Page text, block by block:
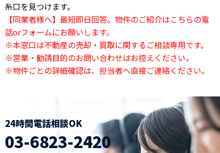
糸口を見つけます。
【同業者様へ】最短即日回答。物件のご紹介はこちらの電
話orフォームにお願いします。
※本窓口は不動産の売却・買取に関するご相談専用です。
※営業・勧誘目的のお問い合わせはお控えください。
※物件ごとの詳細確認は、担当者へ直接ご連絡ください。
24時間電話相談OK
03-6823-2420